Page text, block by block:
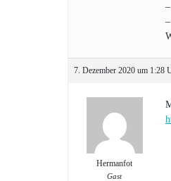
7. Dezember 2020 um 1:28
Hermanfot
Gast